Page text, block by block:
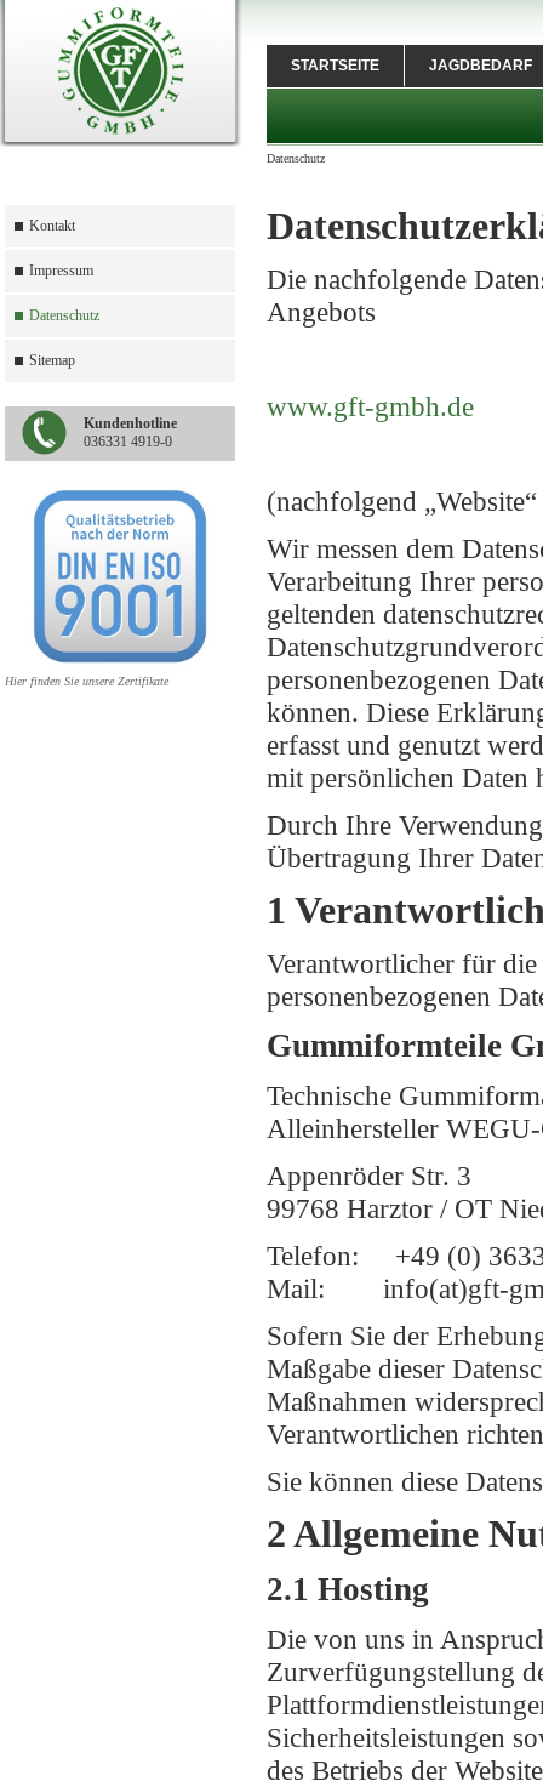
Kontakt
Impressum
Datenschutz
Sitemap
Kundenhotline
036331 4919-0
Hier finden Sie unsere Zertifikate
STARTSEITE JAGDBEDARF
Datenschutz
Die nachfolgende
Angebots
www.gft-gmbh.de
(nachfolgend
Wir messen dem
Verarbeitung Ihrer
geltenden
personenbezogenen
können. Diese
erfasst und genutzt
mit persönlichen Daten
Durch Ihre
Übertragung Ihrer
1
Verantwortlicher für
personenbezogenen
Gummiformteile
Technische
Alleinhersteller
Appenröder Str. 3
99768 Harztor / OT
Telefon: +49 (0)
Mail: info(at)gft-
Sofern Sie der
Maßgabe dieser
Maßnahmen
Verantwortlichen
Sie können diese
2 Allgemeine
2.1 Hosting
Die von uns in
Zurverfügungstellung
Sicherheitsleistungen
des Betriebs der